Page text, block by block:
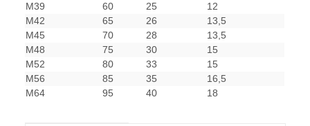
M39
60 25
12
M42
65 26
13,5
M45
70 28
13,5
M48
75 30
15
M52
80 33
15
M56
85 35
16,5
M64
95 40 18